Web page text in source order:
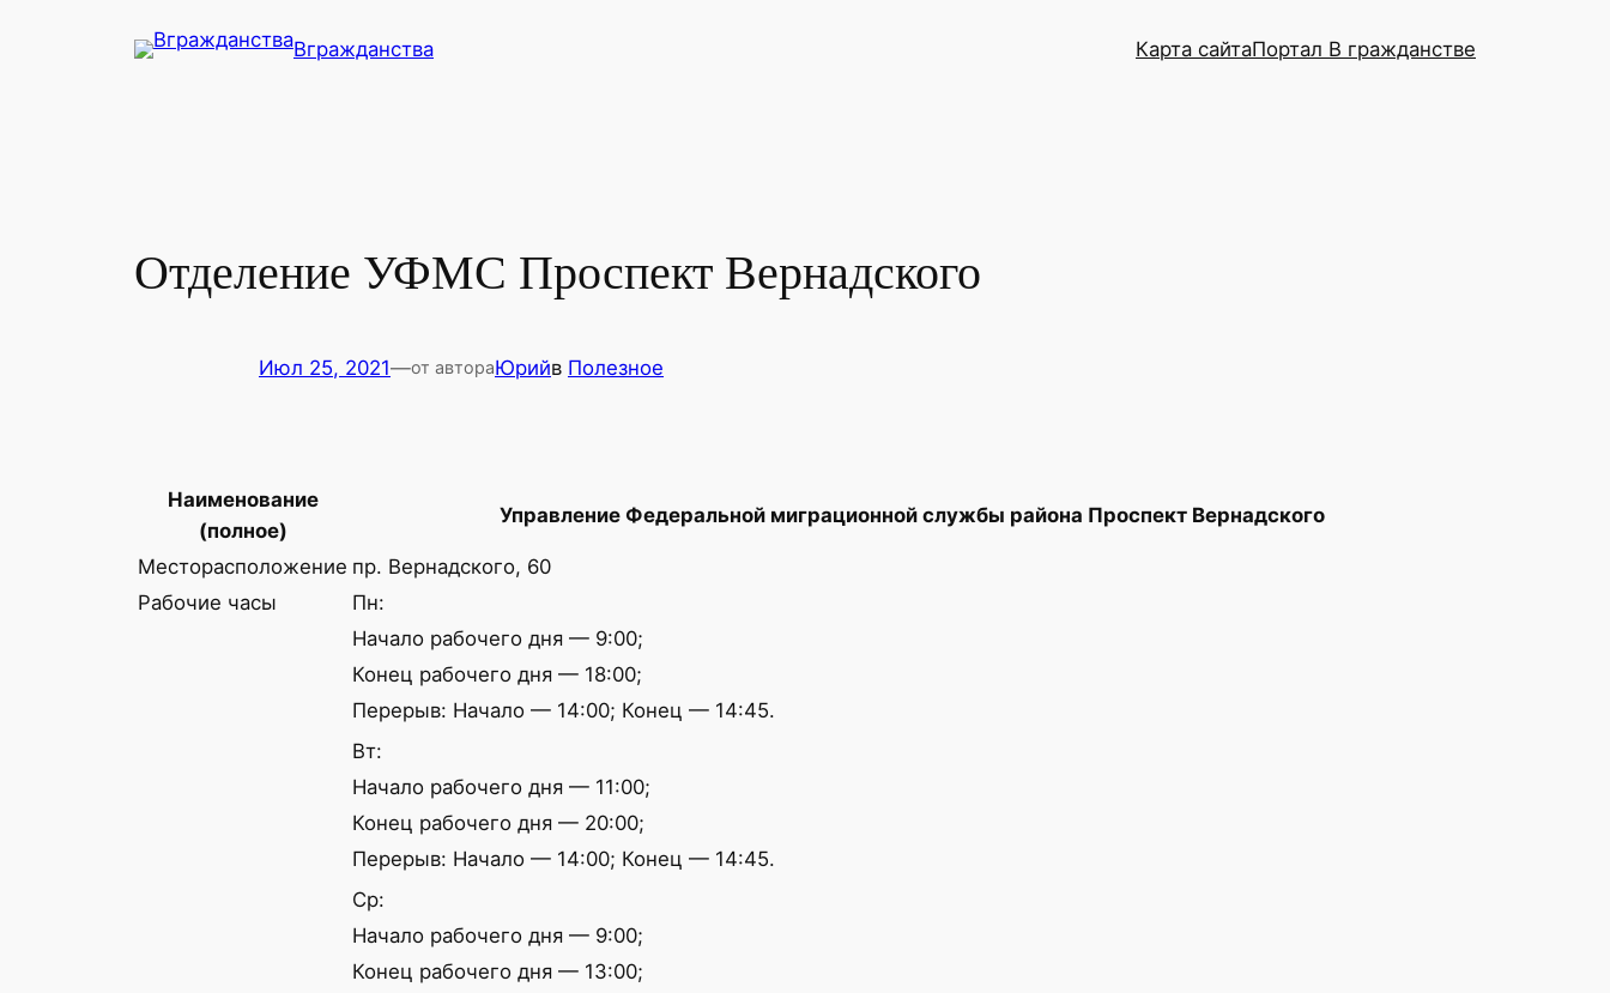
Вгражданства Карта сайтаПортал В гражданстве
Отделение УФМС Проспект Вернадского
Июл 25, 2021—от автораЮрийв Полезное
Наименование
(полное)
Управление Федеральной миграционной службы района Проспект Вернадского
Месторасположение пр. Вернадского, 60
Рабочие часы
Пн:
Начало рабочего дня — 9:00;
Конец рабочего дня — 18:00;
Перерыв: Начало — 14:00; Конец — 14:45.
Вт:
Начало рабочего дня — 11:00;
Конец рабочего дня — 20:00;
Перерыв: Начало — 14:00; Конец — 14:45.
Ср:
Начало рабочего дня — 9:00;
Конец рабочего дня — 13:00;